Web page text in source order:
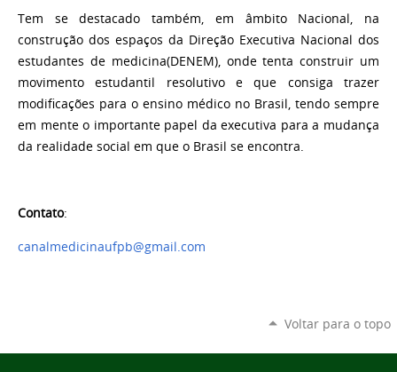
Tem se destacado também, em âmbito Nacional, na
construção dos espaços da Direção Executiva Nacional dos
estudantes de medicina(DENEM), onde tenta construir um
movimento estudantil resolutivo e que consiga trazer
modificações para o ensino médico no Brasil, tendo sempre
em mente o importante papel da executiva para a mudança
da realidade social em que o Brasil se encontra.
Contato:
canalmedicinaufpb@gmail.com
Voltar para o topo